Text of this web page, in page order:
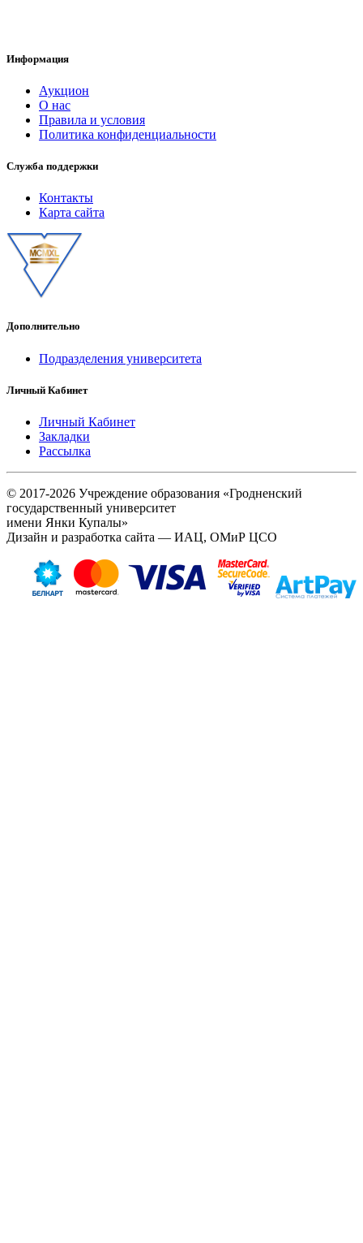
Информация
Аукцион
О нас
Правила и условия
Политика конфиденциальности
Служба поддержки
Контакты
Карта сайта
Дополнительно
Подразделения университета
Личный Кабинет
Личный Кабинет
Закладки
Рассылка
© 2017-2026 Учреждение образования «Гродненский
государственный университет
имени Янки Купалы»
Дизайн и разработка сайта — ИАЦ, ОМиР ЦСО